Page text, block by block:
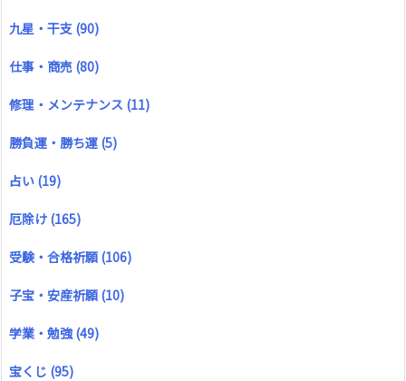
九星・干支 (90)
仕事・商売 (80)
修理・メンテナンス (11)
勝負運・勝ち運 (5)
占い (19)
厄除け (165)
受験・合格祈願 (106)
子宝・安産祈願 (10)
学業・勉強 (49)
宝くじ (95)